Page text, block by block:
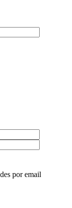
por email